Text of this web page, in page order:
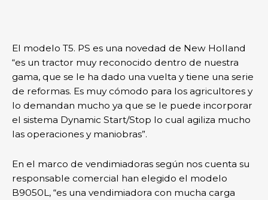
El modelo T5. PS es una novedad de New Holland
“es un tractor muy reconocido dentro de nuestra
gama, que se le ha dado una vuelta y tiene una serie
de reformas. Es muy cómodo para los agricultores y
lo demandan mucho ya que se le puede incorporar
el sistema Dynamic Start/Stop lo cual agiliza mucho
las operaciones y maniobras”.
En el marco de vendimiadoras según nos cuenta su
responsable comercial han elegido el modelo
B9050L, “es una vendimiadora con mucha carga